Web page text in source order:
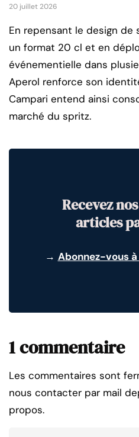
20 juillet 2026
En repensant le design de
un format 20 cl et en
événementielle dans
Aperol renforce son
Campari entend ainsi
marché du spritz.
Recevez
articles
→ Abonnez-vous
1 commentaire
Les commentaires sont
nous contacter par mail
propos.